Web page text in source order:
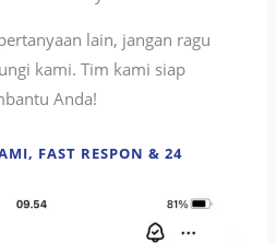
lain, jangan ragu
kami. Tim kami siap
Anda!
FAST RESPON & 24